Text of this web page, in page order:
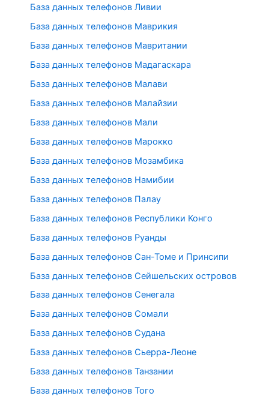
База данных телефонов Ливии
База данных телефонов Маврикия
База данных телефонов Мавритании
База данных телефонов Мадагаскара
База данных телефонов Малави
База данных телефонов Малайзии
База данных телефонов Мали
База данных телефонов Марокко
База данных телефонов Мозамбика
База данных телефонов Намибии
База данных телефонов Палау
База данных телефонов Республики Конго
База данных телефонов Руанды
База данных телефонов Сан-Томе и Принсипи
База данных телефонов Сейшельских островов
База данных телефонов Сенегала
База данных телефонов Сомали
База данных телефонов Судана
База данных телефонов Сьерра-Леоне
База данных телефонов Танзании
База данных телефонов Того